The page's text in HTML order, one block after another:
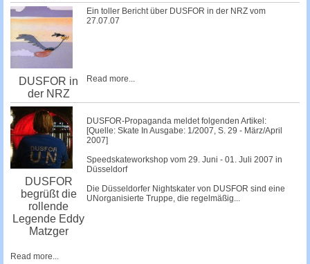
DUSFOR in
der NRZ
Ein toller Bericht über DUSFOR in der NRZ vom
27.07.07
Read more...
DUSFOR
begrüßt die
rollende
Legende Eddy
Matzger
DUSFOR-Propaganda meldet folgenden Artikel:
[Quelle: Skate In Ausgabe: 1/2007, S. 29 - März/April
2007]
Speedskateworkshop vom 29. Juni - 01. Juli 2007 in
Düsseldorf
Die Düsseldorfer Nightskater von DUSFOR sind eine
UNorganisierte Truppe, die regelmäßig...
Read more...